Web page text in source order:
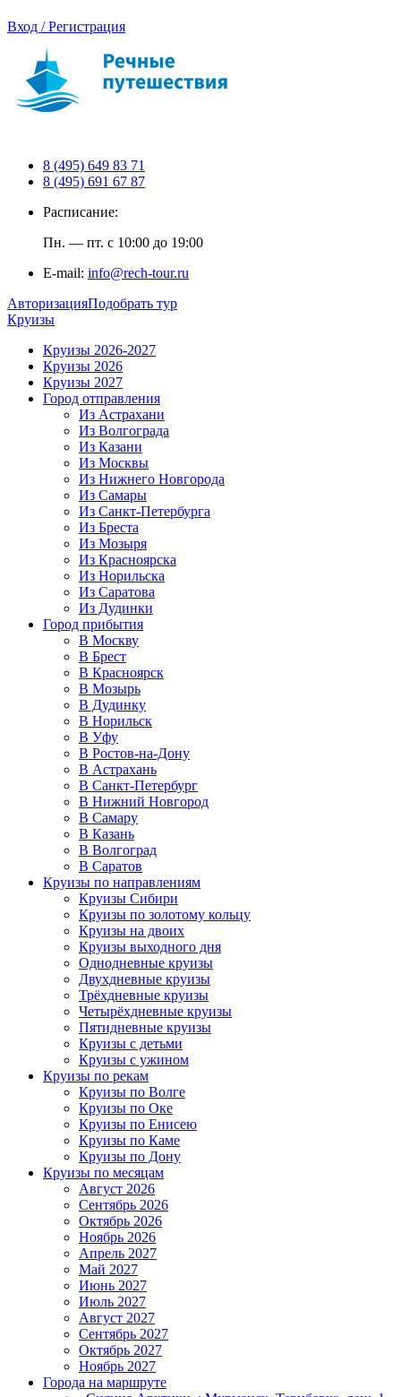
Вход / Регистрация
8 (495) 649 83 71
8 (495) 691 67 87
Расписание:
Пн. — пт. с 10:00 до 19:00
E-mail: info@rech-tour.ru
АвторизацияПодобрать тур
Круизы
Круизы 2026-2027
Круизы 2026
Круизы 2027
Город отправления
Из Астрахани
Из Волгограда
Из Казани
Из Москвы
Из Нижнего Новгорода
Из Самары
Из Санкт-Петербурга
Из Бреста
Из Мозыря
Из Красноярска
Из Норильска
Из Саратова
Из Дудинки
Город прибытия
В Москву
В Брест
В Красноярск
В Мозырь
В Дудинку
В Норильск
В Уфу
В Ростов-на-Дону
В Астрахань
В Санкт-Петербург
В Нижний Новгород
В Самару
В Казань
В Волгоград
В Саратов
Круизы по направлениям
Круизы Сибири
Круизы по золотому кольцу
Круизы на двоих
Круизы выходного дня
Однодневные круизы
Двухдневные круизы
Трёхдневные круизы
Четырёхдневные круизы
Пятидневные круизы
Круизы с детьми
Круизы с ужином
Круизы по рекам
Круизы по Волге
Круизы по Оке
Круизы по Енисею
Круизы по Каме
Круизы по Дону
Круизы по месяцам
Август 2026
Сентябрь 2026
Октябрь 2026
Ноябрь 2026
Апрель 2027
Май 2027
Июнь 2027
Июль 2027
Август 2027
Сентябрь 2027
Октябрь 2027
Ноябрь 2027
Города на маршруте